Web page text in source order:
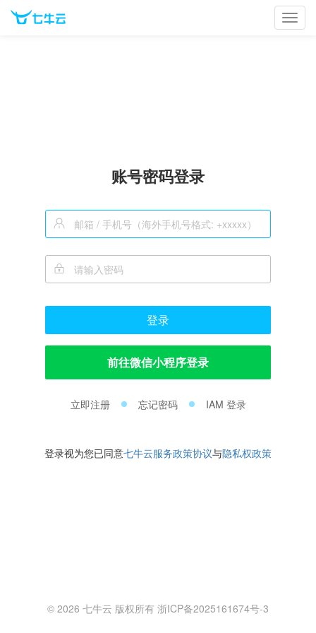
账号密码登录
登录
前往微信小程序登录
立即注册 忘记密码 IAM 登录
登录视为您已同意七牛云服务政策协议与隐私权政策
© 2026 七牛云 版权所有 浙ICP备2025161674号-3